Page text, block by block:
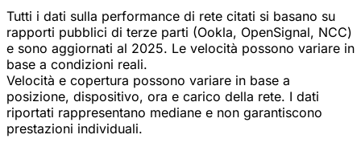
Tutti i dati sulla performance di rete citati si basano su
rapporti pubblici di terze parti (Ookla, OpenSignal, NCC)
e sono aggiornati al 2025. Le velocità possono variare in
base a condizioni reali.
Velocità e copertura possono variare in base a
posizione, dispositivo, ora e carico della rete. I dati
riportati rappresentano mediane e non garantiscono
prestazioni individuali.